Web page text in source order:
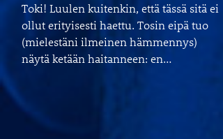
Toki! Luulen kuitenkin, että tässä sitä ei
ollut erityisesti haettu. Tosin eipä tuo
(mielestäni ilmeinen hämmennys)
näytä ketään haitanneen: en…